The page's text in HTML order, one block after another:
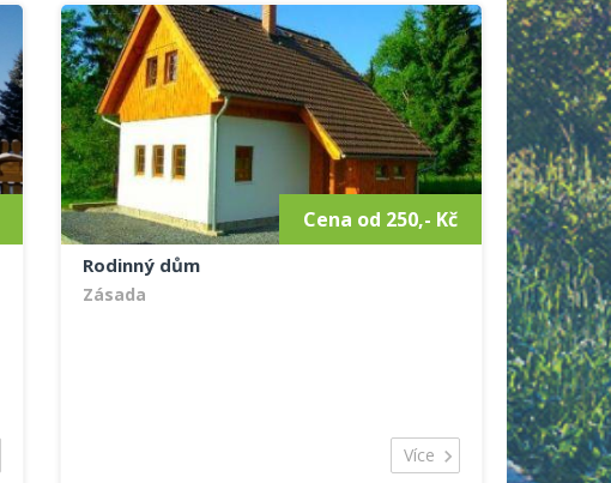
V letních dnech si hosté mohou zpříjemnit chvíli
venku, kde je připravené posezení a možné i
občerstvení. Okolí objektu je vhodné pro mnohé
sportovní aktivity, zejména lyžování, turistika,
cykloturistika.
Cena od 250,- Kč
Rodinný dům
Zásada
Více